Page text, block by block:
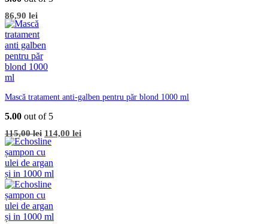
86,90 lei
Mască tratament anti-galben pentru păr blond 1000 ml
5.00 out of 5
115,00lei Prețul
inițial
a
fost:
115,00 lei.
114,00 leiPrețul
curent